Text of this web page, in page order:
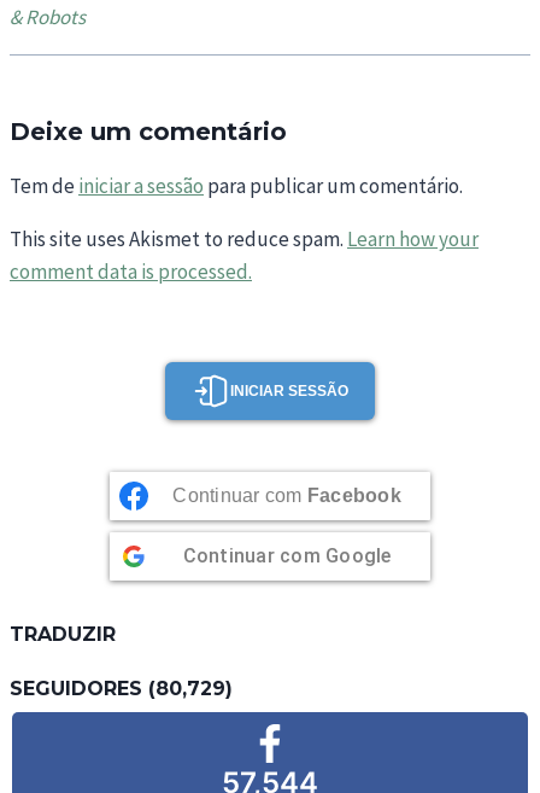
& Robots
Deixe um comentário
Tem deiniciar a sessão para publicar um comentário.
This site uses Akismet to reduce spam. Learn how your
comment data is processed.
INICIAR SESSÃO
Continuar com Facebook
Continuar com Google
TRADUZIR
SEGUIDORES (80,729)
57,544